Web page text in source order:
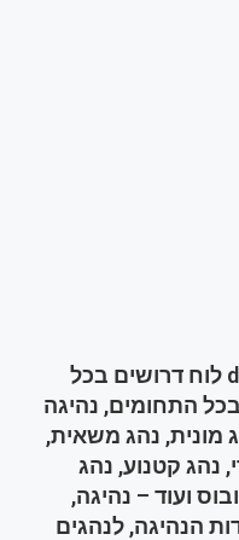
דרושים נהגים – drussimjobbs לוח דרושים בכל
התחומים, נהיגה
מונית, נהג משאית,
נהג קטנוע, נהג
ועוד – נהיגה,
הנהיגה, לנהגים